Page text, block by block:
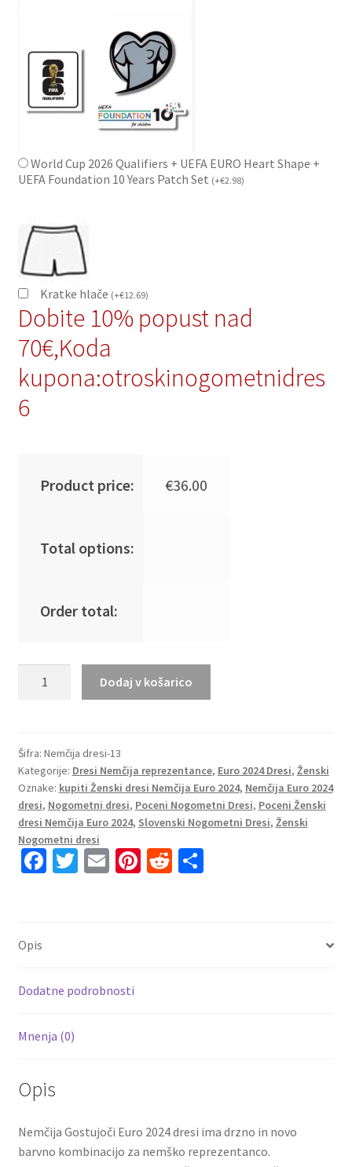
World Cup 2026 Qualifiers + UEFA EURO Heart Shape +
UEFA Foundation 10 Years Patch Set (+€2.98)
Kratke hlače (+€12.69)
Dobite 10% popust nad
70€,Koda
kupona:otroskinogometnidres
6
Product price: €36.00
Total options:
Order total:
Nemčija
Reprezentance
Gostujoči
Euro
2024
Toni
Kroos
Dodaj v košarico
Šifra: Nemčija dresi-13
Kategorije: Dresi Nemčija reprezentance, Euro 2024 Dresi, Ženski
Oznake: kupiti Ženski dresi Nemčija Euro 2024, Nemčija Euro 2024
dresi, Nogometni dresi, Poceni Nogometni Dresi, Poceni Ženski
dresi Nemčija Euro 2024, Slovenski Nogometni Dresi, Ženski
Nogometni dresi
Fa
k
T E Pi R S
Opis
Dodatne podrobnosti
Mnenja (0)
Opis
Nemčija Gostujoči Euro 2024 dresi ima drzno in novo
barvno kombinacijo za nemško reprezentanco.